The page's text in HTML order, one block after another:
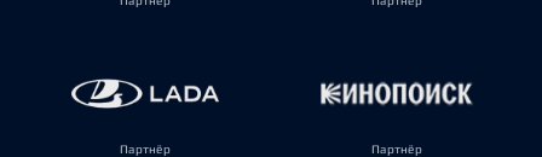
Партнёр Партнёр